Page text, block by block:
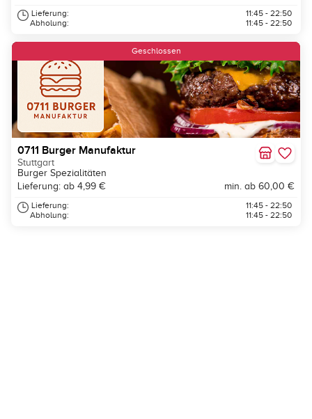
Lieferung:
Abholung:
11:45 - 22:50
11:45 - 22:50
Geschlossen
0711 Burger Manufaktur
Stuttgart
Burger Spezialitäten
Lieferung: ab 4,99 €
min. ab 60,00 €
Lieferung:
Abholung:
11:45 - 22:50
11:45 - 22:50